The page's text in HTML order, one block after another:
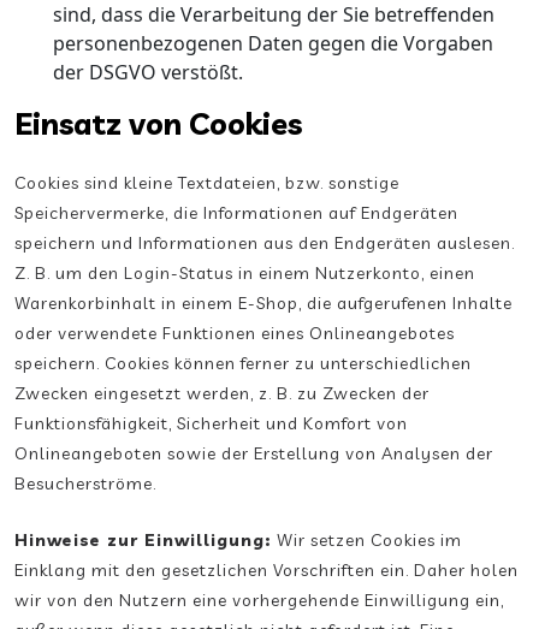
sind, dass die Verarbeitung der Sie betreffenden
personenbezogenen Daten gegen die Vorgaben
der DSGVO verstößt.
Einsatz von Cookies
Cookies sind kleine Textdateien, bzw. sonstige
Speichervermerke, die Informationen auf Endgeräten
speichern und Informationen aus den Endgeräten auslesen.
Z. B. um den Login-Status in einem Nutzerkonto, einen
Warenkorbinhalt in einem E-Shop, die aufgerufenen Inhalte
oder verwendete Funktionen eines Onlineangebotes
speichern. Cookies können ferner zu unterschiedlichen
Zwecken eingesetzt werden, z. B. zu Zwecken der
Funktionsfähigkeit, Sicherheit und Komfort von
Onlineangeboten sowie der Erstellung von Analysen der
Besucherströme.
Hinweise zur Einwilligung: Wir setzen Cookies im
Einklang mit den gesetzlichen Vorschriften ein. Daher holen
wir von den Nutzern eine vorhergehende Einwilligung ein,